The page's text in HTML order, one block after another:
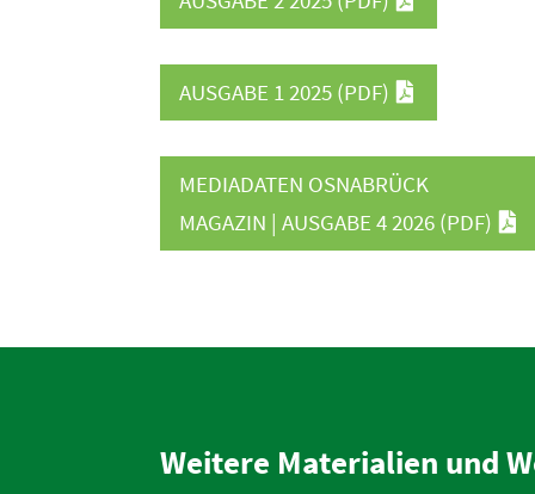
AUSGABE 1 2025 (PDF)
MEDIA­DATEN OSNABRÜCK
MAGAZIN | AUSGABE 4 2026 (PDF)
Weitere Materialien und